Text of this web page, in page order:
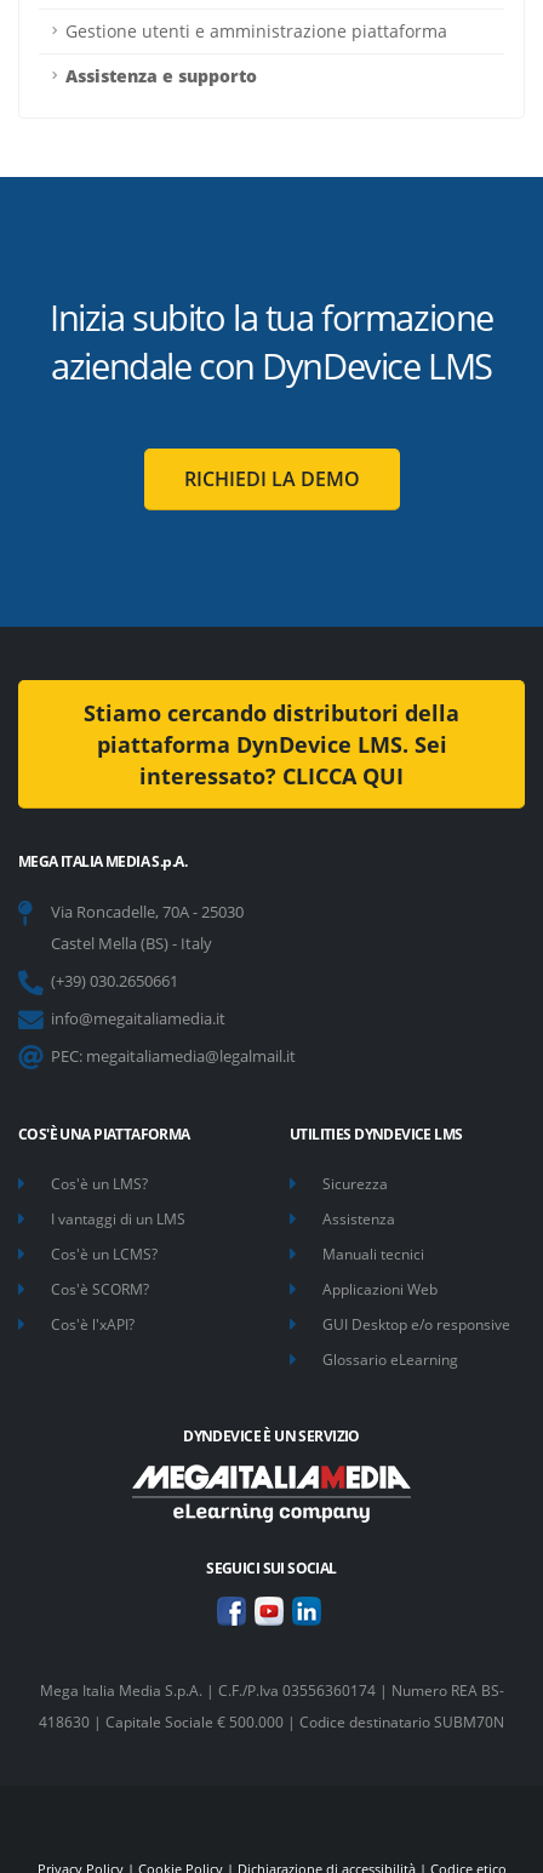
Gestione utenti e amministrazione piattaforma
Assistenza e supporto
Inizia subito la tua formazione
aziendale con DynDevice LMS
RICHIEDI LA DEMO
Stiamo cercando distributori della
piattaforma DynDevice LMS. Sei
interessato? CLICCA QUI
MEGA ITALIA MEDIA S.p.A.
Via Roncadelle, 70A - 25030
Castel Mella (BS) - Italy
(+39) 030.2650661
info@megaitaliamedia.it
PEC: megaitaliamedia@legalmail.it
COS'È UNA PIATTAFORMA
Cos'è un LMS?
I vantaggi di un LMS
Cos'è un LCMS?
Cos'è SCORM?
Cos'è l'xAPI?
UTILITIES DYNDEVICE LMS
Sicurezza
Assistenza
Manuali tecnici
Applicazioni Web
GUI Desktop e/o responsive
Glossario eLearning
DYNDEVICE È UN SERVIZIO
SEGUICI SUI SOCIAL
Mega Italia Media S.p.A. | C.F./P.Iva 03556360174 | Numero REA BS-
418630 | Capitale Sociale € 500.000 | Codice destinatario SUBM70N
Privacy Policy| Cookie Policy| Dichiarazione di accessibilità| Codice etico